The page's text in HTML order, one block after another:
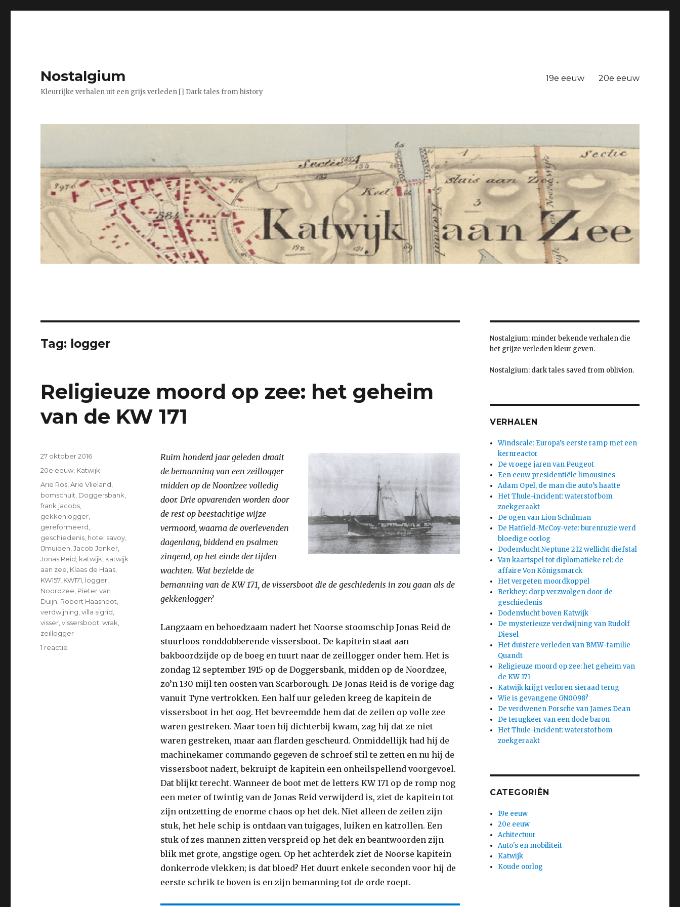
Nostalgium
Kleurrijke verhalen uit een grijs verleden [] Dark tales from history
19e eeuw 20e eeuw
Tag: logger
Religieuze moord op zee: het geheim
van de KW 171
Ruim honderd jaar geleden draait
de bemanning van een zeillogger
midden op de Noordzee volledig
door. Drie opvarenden worden door
de rest op beestachtige wijze
vermoord, waarna de overlevenden
dagenlang, biddend en psalmen
zingend, op het einde der tijden
wachten. Wat bezielde de
bemanning van de KW 171, de vissersboot die de geschiedenis in zou gaan als de
gekkenlogger?
Langzaam en behoedzaam nadert het Noorse stoomschip Jonas Reid de
stuurloos ronddobberende vissersboot. De kapitein staat aan
bakboordzijde op de boeg en tuurt naar de zeillogger onder hem. Het is
zondag 12 september 1915 op de Doggersbank, midden op de Noordzee,
zo’n 130 mijl ten oosten van Scarborough. De Jonas Reid is de vorige dag
vanuit Tyne vertrokken. Een half uur geleden kreeg de kapitein de
vissersboot in het oog. Het bevreemdde hem dat de zeilen op volle zee
waren gestreken. Maar toen hij dichterbij kwam, zag hij dat ze niet
waren gestreken, maar aan flarden gescheurd. Onmiddellijk had hij de
machinekamer commando gegeven de schroef stil te zetten en nu hij de
vissersboot nadert, bekruipt de kapitein een onheilspellend voorgevoel.
Dat blijkt terecht. Wanneer de boot met de letters KW 171 op de romp nog
een meter of twintig van de Jonas Reid verwijderd is, ziet de kapitein tot
zijn ontzetting de enorme chaos op het dek. Niet alleen de zeilen zijn
stuk, het hele schip is ontdaan van tuigages, luiken en katrollen. Een
stuk of zes mannen zitten verspreid op het dek en beantwoorden zijn
blik met grote, angstige ogen. Op het achterdek ziet de Noorse kapitein
donkerrode vlekken; is dat bloed? Het duurt enkele seconden voor hij de
eerste schrik te boven is en zijn bemanning tot de orde roept.
Geplaatst
op
27 oktober 2016
Categorieën
20e eeuw Katwijk
Tags
Arie Ros ,Arie Vlieland
bomschuit Doggersbank
frank jacobs
gekkenlogger
gereformeerd
geschiedenis hotel savoy
IJmuiden ,Jacob Jonker
Jonas Reid katwijk katwijk
aan zee Klaas de Haas
KW157, KW171 logger
Noordzee Pieter van
Duijn Robert Haasnoot
verdwijning ,villa sigrid
visser ,vissersboot ,wrak
zeillogger
1 reactie
Nostalgium: minder bekende verhalen die
het grijze verleden kleur geven.
Nostalgium: dark tales saved from oblivion.
VERHALEN
Windscale: Europa’s eerste ramp met een
kernreactor
De vroege jaren van Peugeot
Een eeuw presidentiële limousines
Adam Opel, de man die auto’s haatte
Het Thule-incident: waterstofbom
zoekgeraakt
De ogen van Lion Schulman
De Hatfield-McCoy-vete: burenruzie werd
bloedige oorlog
Dodenvlucht Neptune 212 wellicht diefstal
Van kaartspel tot diplomatieke rel: de
affaire Von Königsmarck
Het vergeten moordkoppel
Berkhey: dorp verzwolgen door de
geschiedenis
Dodenvlucht boven Katwijk
De mysterieuze verdwijning van Rudolf
Diesel
Het duistere verleden van BMW-familie
Quandt
Religieuze moord op zee: het geheim van
de KW 171
Katwijk krijgt verloren sieraad terug
Wie is gevangene GN0098?
De verdwenen Porsche van James Dean
De terugkeer van een dode baron
Het Thule-incident: waterstofbom
zoekgeraakt
CATEGORIËN
19e eeuw
20e eeuw
Achitectuur
Auto's en mobiliteit
Katwijk
Koude oorlog